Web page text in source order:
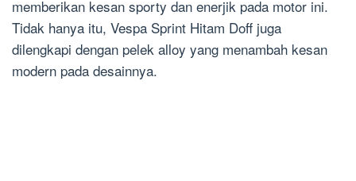
memberikan kesan sporty dan enerjik pada motor ini.
Tidak hanya itu, Vespa Sprint Hitam Doff juga
dilengkapi dengan pelek alloy yang menambah kesan
modern pada desainnya.